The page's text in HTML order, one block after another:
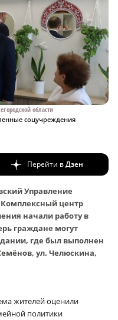
области
соцучреждения
Перейти вДзен
Управление
центр
начали работу в
граждане могут
где был выполнен
ул. Челюскина,
жителей оценили
политики